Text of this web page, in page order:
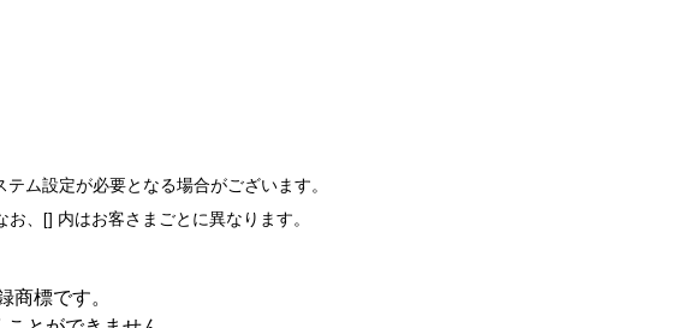
ム設定が必要となる場合がございます。
、[] 内はお客さまごとに異なります。
標です。